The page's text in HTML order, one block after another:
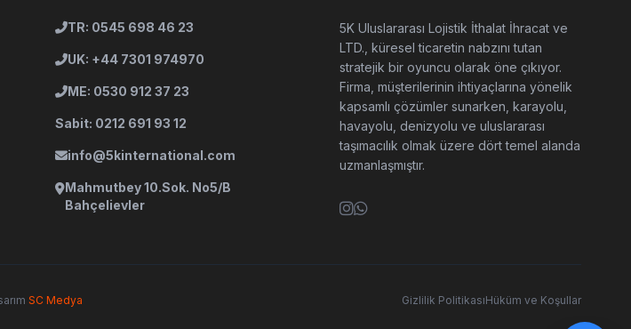
TR: 0545 698 46 23
UK: +44 7301 974970
ME: 0530 912 37 23
Sabit: 0212 691 93 12
info@5kinternational.com
Mahmutbey 10.Sok. No5/B
Bahçelievler
5K Uluslararası Lojistik İthalat İhracat ve
LTD., küresel ticaretin nabzını tutan
stratejik bir oyuncu olarak öne çıkıyor.
Firma, müşterilerinin ihtiyaçlarına yönelik
kapsamlı çözümler sunarken, karayolu,
havayolu, denizyolu ve uluslararası
taşımacılık olmak üzere dört temel alanda
uzmanlaşmıştır.
SC Medya Gizlilik PolitikasıHüküm ve Koşullar